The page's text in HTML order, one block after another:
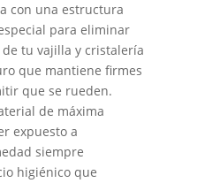
con una estructura
para eliminar
de tu vajilla y cristalería
que mantiene firmes
que se rueden.
de máxima
expuesto a
siempre
higiénico que